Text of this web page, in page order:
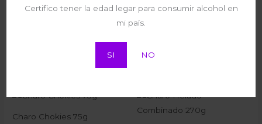
Certifico tener la edad legar para consumir alcohol en
mi país.
SI NO
Charo Chokies 75g